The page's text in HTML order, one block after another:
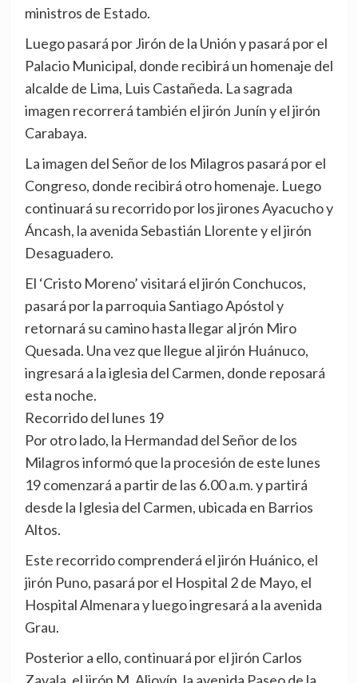
ministros de Estado.
Luego pasará por Jirón de la Unión y pasará por el
Palacio Municipal, donde recibirá un homenaje del
alcalde de Lima, Luis Castañeda. La sagrada
imagen recorrerá también el jirón Junín y el jirón
Carabaya.
La imagen del Señor de los Milagros pasará por el
Congreso, donde recibirá otro homenaje. Luego
continuará su recorrido por los jirones Ayacucho y
Áncash, la avenida Sebastián Llorente y el jirón
Desaguadero.
El ‘Cristo Moreno’ visitará el jirón Conchucos,
pasará por la parroquia Santiago Apóstol y
retornará su camino hasta llegar al jrón Miro
Quesada. Una vez que llegue al jirón Huánuco,
ingresará a la iglesia del Carmen, donde reposará
esta noche.
Recorrido del lunes 19
Por otro lado, la Hermandad del Señor de los
Milagros informó que la procesión de este lunes
19 comenzará a partir de las 6.00 a.m. y partirá
desde la Iglesia del Carmen, ubicada en Barrios
Altos.
Este recorrido comprenderá el jirón Huánico, el
jirón Puno, pasará por el Hospital 2 de Mayo, el
Hospital Almenara y luego ingresará a la avenida
Grau.
Posterior a ello, continuará por el jirón Carlos